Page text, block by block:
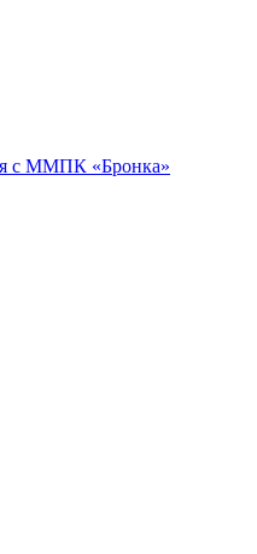
с ММПК «Бронка»